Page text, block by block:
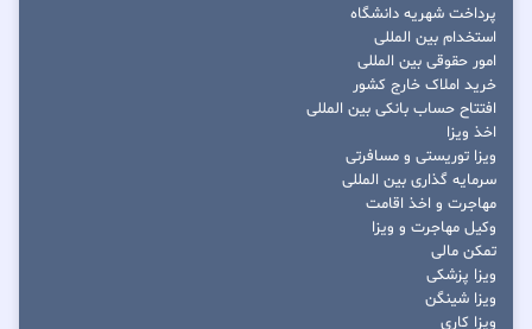
پرداخت شهریه دانشگاه
استخدام بین المللی
امور حقوقی بین المللی
خرید املاک خارج کشور
افتتاح حساب بانکی بین المللی
اخذ ویزا
ویزا توریستی و مسافرتی
سرمایه گذاری بین المللی
مهاجرت و اخذ اقامت
وکیل مهاجرت و ویزا
تمکن مالی
ویزا پزشکی
ویزا شینگن
ویزا کاری